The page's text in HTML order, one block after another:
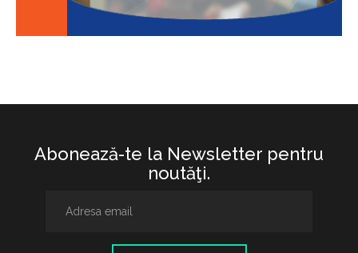
Abonează-te la Newsletter pentru
noutăţi.